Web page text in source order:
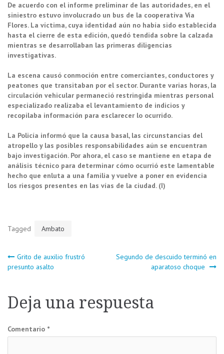
De acuerdo con el informe preliminar de las autoridades, en el
siniestro estuvo involucrado un bus de la cooperativa Vía
Flores. La víctima, cuya identidad aún no había sido establecida
hasta el cierre de esta edición, quedó tendida sobre la calzada
mientras se desarrollaban las primeras diligencias
investigativas.
La escena causó conmoción entre comerciantes, conductores y
peatones que transitaban por el sector. Durante varias horas, la
circulación vehicular permaneció restringida mientras personal
especializado realizaba el levantamiento de indicios y
recopilaba información para esclarecer lo ocurrido.
La Policía informó que la causa basal, las circunstancias del
atropello y las posibles responsabilidades aún se encuentran
bajo investigación. Por ahora, el caso se mantiene en etapa de
análisis técnico para determinar cómo ocurrió este lamentable
hecho que enluta a una familia y vuelve a poner en evidencia
los riesgos presentes en las vías de la ciudad. (I)
Tagged Ambato
Navegación
entradas
Grito de auxilio frustró
presunto asalto
Segundo de descuido terminó en
aparatoso choque
Deja una respuesta
Comentario *